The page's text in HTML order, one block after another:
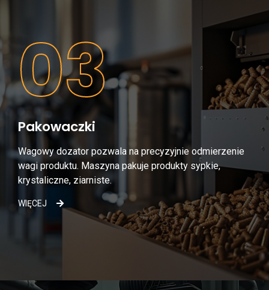
03
Pakowaczki
Wagowy dozator pozwala na precyzyjnie odmierzenie
wagi produktu. Maszyna pakuje produkty sypkie,
krystaliczne, ziarniste.
WIĘCEJ